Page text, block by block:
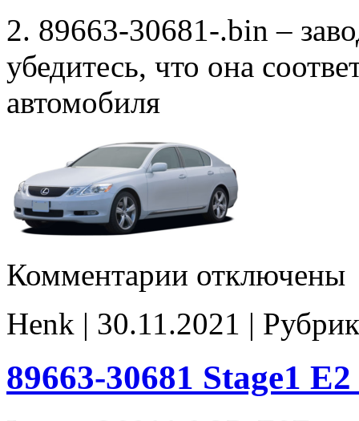
2. 89663-30681-.bin –
убедитесь, что она
автомобиля
Комментарии записи
E2
noCHK
отключены
Henk | 30.11.2021 |
89663-30681 Stage1